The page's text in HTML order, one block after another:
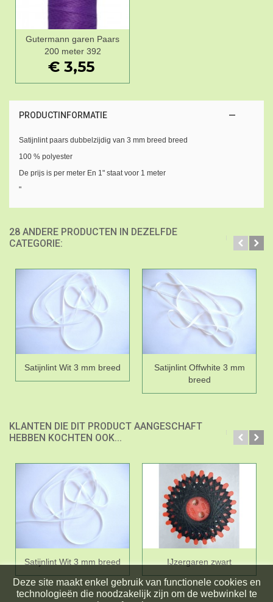
Gutermann garen Paars
200 meter 392
€ 3,55
PRODUCTINFORMATIE
Satijnlint paars dubbelzijdig van 3 mm breed breed
100 % polyester
De prijs is per meter En 1" staat voor 1 meter
"
28 ANDERE PRODUCTEN IN DEZELFDE
CATEGORIE:
Satijnlint Wit 3 mm breed
Satijnlint Offwhite 3 mm
breed
KLANTEN DIE DIT PRODUCT AANGESCHAFT
HEBBEN KOCHTEN OOK...
Satijnlint Wit 3 mm breed IJzergaren zwart
Deze site maakt enkel gebruik van functionele cookies en
technologieën die noodzakelijk zijn om de webwinkel te